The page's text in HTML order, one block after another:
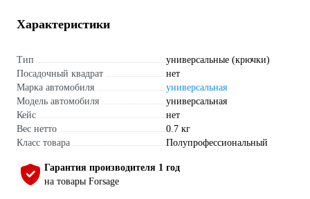
Характеристики
Тип
универсальные (крючки)
Посадочный квадрат
нет
Марка автомобиля
универсальная
Модель автомобиля
универсальная
Кейс
нет
Вес нетто
0.7 кг
Класс товара
Полупрофессиональный
Гарантия производителя 1 год
на товары Forsage